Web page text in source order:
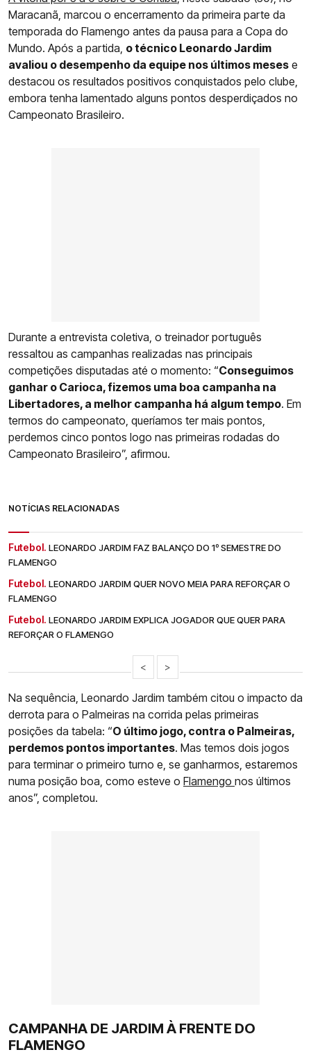
Maracanã, marcou o encerramento da primeira parte da
temporada do Flamengo antes da pausa para a Copa do
Mundo. Após a partida, o técnico Leonardo Jardim
avaliou o desempenho da equipe nos últimos meses e
destacou os resultados positivos conquistados pelo clube,
embora tenha lamentado alguns pontos desperdiçados no
Campeonato Brasileiro.
Durante a entrevista coletiva, o treinador português
ressaltou as campanhas realizadas nas principais
competições disputadas até o momento: “Conseguimos
ganhar o Carioca, fizemos uma boa campanha na
Libertadores, a melhor campanha há algum tempo. Em
termos do campeonato, queríamos ter mais pontos,
perdemos cinco pontos logo nas primeiras rodadas do
Campeonato Brasileiro”, afirmou.
NOTÍCIAS RELACIONADAS
Futebol. LEONARDO JARDIM FAZ BALANÇO DO 1º SEMESTRE DO
FLAMENGO
Futebol. LEONARDO JARDIM QUER NOVO MEIA PARA REFORÇAR O
FLAMENGO
Futebol. LEONARDO JARDIM EXPLICA JOGADOR QUE QUER PARA
REFORÇAR O FLAMENGO
< >
Na sequência, Leonardo Jardim também citou o impacto da
derrota para o Palmeiras na corrida pelas primeiras
posições da tabela: “O último jogo, contra o Palmeiras,
perdemos pontos importantes. Mas temos dois jogos
para terminar o primeiro turno e, se ganharmos, estaremos
numa posição boa, como esteve o Flamengo nos últimos
anos”, completou.
CAMPANHA DE JARDIM À FRENTE DO
FLAMENGO